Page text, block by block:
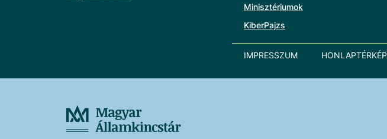
Minisztériumok
KiberPajzs
IMPRESSZUM HONLAPTÉRKÉP